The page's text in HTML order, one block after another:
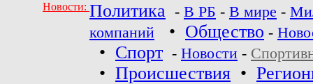
Новости: Политика - В РБ - В мире -
компаний
• Общество -
• Спорт - Новости -
• Происшествия •